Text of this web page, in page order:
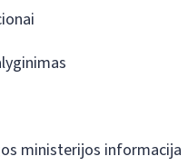
ministerijos informacija